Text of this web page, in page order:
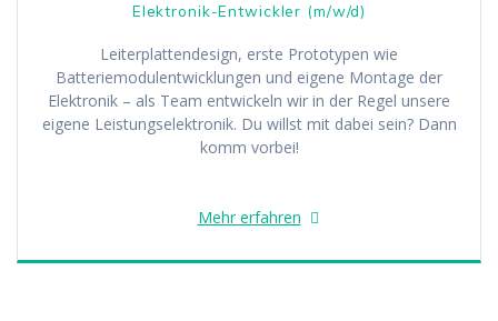
Elektronik-Entwickler (m/w/d)
Leiterplattendesign, erste Prototypen wie
Batteriemodulentwicklungen und eigene Montage der
Elektronik – als Team entwickeln wir in der Regel unsere
eigene Leistungselektronik. Du willst mit dabei sein? Dann
komm vorbei!
Mehr erfahren